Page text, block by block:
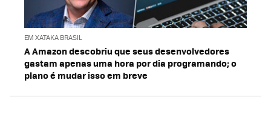
EM XATAKA BRASIL
A Amazon descobriu que seus desenvolvedores
gastam apenas uma hora por dia programando; o
plano é mudar isso em breve